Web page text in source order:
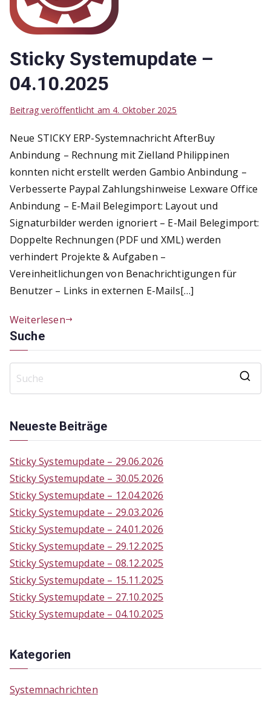
Sticky Systemupdate –
04.10.2025
Beitrag veröffentlicht am 4. Oktober 2025
Neue STICKY ERP-Systemnachricht AfterBuy
Anbindung – Rechnung mit Zielland Philippinen
konnten nicht erstellt werden Gambio Anbindung –
Verbesserte Paypal Zahlungshinweise Lexware Office
Anbindung – E-Mail Belegimport: Layout und
Signaturbilder werden ignoriert – E-Mail Belegimport:
Doppelte Rechnungen (PDF und XML) werden
verhindert Projekte & Aufgaben –
Vereinheitlichungen von Benachrichtigungen für
Benutzer – Links in externen E-Mails[…]
Weiterlesen
Suche
Neueste Beiträge
Sticky Systemupdate – 29.06.2026
Sticky Systemupdate – 30.05.2026
Sticky Systemupdate – 12.04.2026
Sticky Systemupdate – 29.03.2026
Sticky Systemupdate – 24.01.2026
Sticky Systemupdate – 29.12.2025
Sticky Systemupdate – 08.12.2025
Sticky Systemupdate – 15.11.2025
Sticky Systemupdate – 27.10.2025
Sticky Systemupdate – 04.10.2025
Kategorien
Systemnachrichten